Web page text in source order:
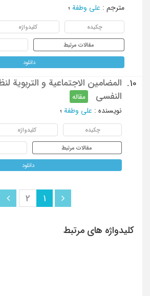
مترجم : علی وطفة ؛
چکیده کلیدواژه
مقالات مرتبط
دانلود
10.
المضامین الاجتماعیة و التربویة
النفسی
مقاله
نویسنده : علی وطفة ؛
چکیده کلیدواژه
مقالات مرتبط
دانلود
1
2
کلیدواژه های مرتبط